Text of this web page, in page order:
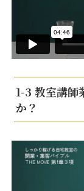
1-3 教室講師
か？